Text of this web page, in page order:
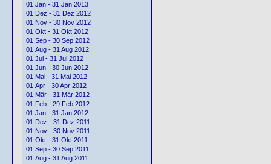
01.Jan - 31 Jan 2013
01.Dez - 31 Dez 2012
01.Nov - 30 Nov 2012
01.Okt - 31 Okt 2012
01.Sep - 30 Sep 2012
01.Aug - 31 Aug 2012
01.Jul - 31 Jul 2012
01.Jun - 30 Jun 2012
01.Mai - 31 Mai 2012
01.Apr - 30 Apr 2012
01.Mär - 31 Mär 2012
01.Feb - 29 Feb 2012
01.Jan - 31 Jan 2012
01.Dez - 31 Dez 2011
01.Nov - 30 Nov 2011
01.Okt - 31 Okt 2011
01.Sep - 30 Sep 2011
01.Aug - 31 Aug 2011